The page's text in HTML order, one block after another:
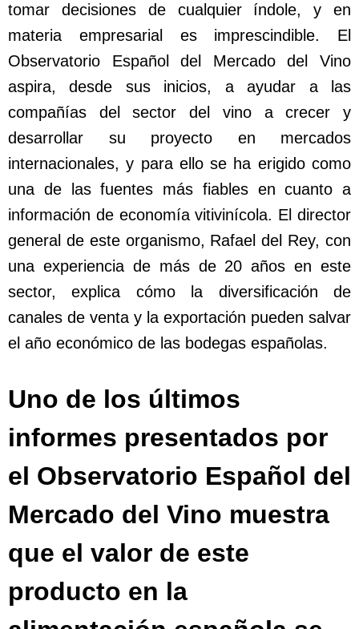
tomar decisiones de cualquier índole, y en
materia empresarial es imprescindible. El
Observatorio Español del Mercado del Vino
aspira, desde sus inicios, a ayudar a las
compañías del sector del vino a crecer y
desarrollar su proyecto en mercados
internacionales, y para ello se ha erigido como
una de las fuentes más fiables en cuanto a
información de economía vitivinícola. El director
general de este organismo, Rafael del Rey, con
una experiencia de más de 20 años en este
sector, explica cómo la diversificación de
canales de venta y la exportación pueden salvar
el año económico de las bodegas españolas.
Uno de los últimos
informes presentados por
el Observatorio Español del
Mercado del Vino muestra
que el valor de este
producto en la